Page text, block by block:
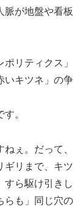
脈が地盤や看板
リティクス」
いキツネ」の争
。
ぇ。だって、
ギリまで、キツ
すら駆け引きし
らも」同じ穴の